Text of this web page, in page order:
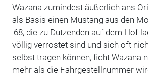
Wazana zumindest äußerlich ans
als Basis einen Mustang aus den
'68, die zu Dutzenden auf dem Hof
völlig verrostet sind und sich oft
selbst tragen können, ficht Wazana
mehr als die Fahrgestellnummer